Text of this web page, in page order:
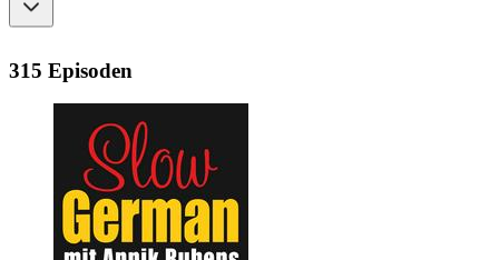
315 Episoden